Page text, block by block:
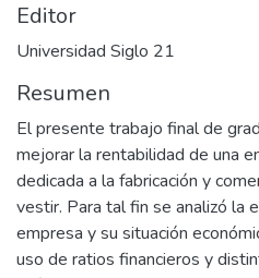
Editor
Universidad Siglo 21
Resumen
El presente trabajo final de
mejorar la rentabilidad de una
dedicada a la fabricación y
vestir. Para tal fin se analizó la
empresa y su situación
uso de ratios financieros y